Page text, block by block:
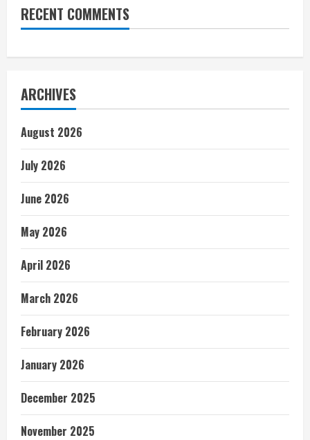
RECENT COMMENTS
ARCHIVES
August 2026
July 2026
June 2026
May 2026
April 2026
March 2026
February 2026
January 2026
December 2025
November 2025